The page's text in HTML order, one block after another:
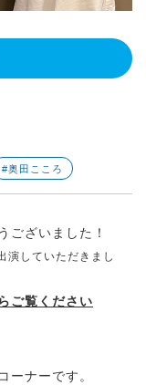
#奥田こころ
ございました！
演していただきまし
ご覧ください
ーナーです。